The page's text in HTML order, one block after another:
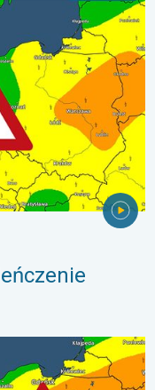
Ostrzeżenie
Ostrzeżenie